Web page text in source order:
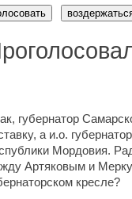
губернатор
а и.о.
Мордовия.
Артяковым и
кресле?